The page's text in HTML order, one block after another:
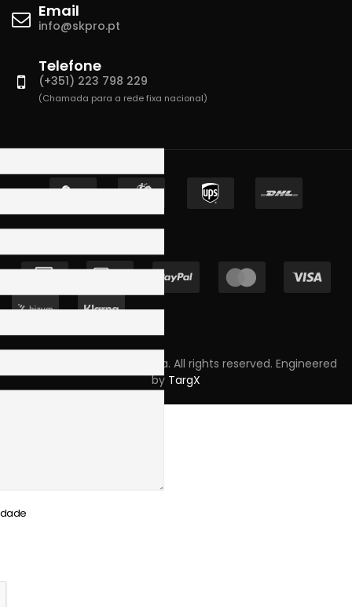
Email
info@skpro.pt
Telefone
(+351) 223 798 229
(Chamada para a rede fixa nacional)
Copyright © 2023 Skpro, Lda. All rights reserved. Engineered
by TargX